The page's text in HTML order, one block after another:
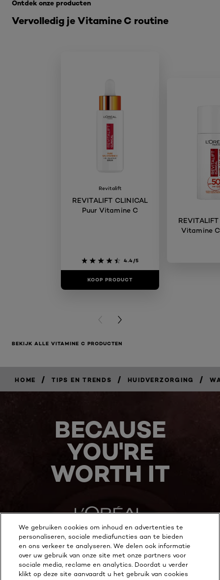
Vervolledig je Vitamine C routine
Ontdek onze producten
Revitalift
REVITALIFT CLINICAL
Puur Vitamine C
4.4/5
KOOP PRODUCT
Vitamine
PREVIOUS CARD
NEXT CARD
BEKIJK ALLE VITAMINE C PRODUCTEN
HOME / TIPS EN TRENDS / HUIDVERZORGING /
BECAUSE
YOU'RE
WORTH IT
MEER ONTDEKKEN
ADDRESS
We gebruiken cookies om inhoud en advertenties te
personaliseren, sociale mediafuncties aan te bieden
en ons verkeer te analyseren. We delen ook informatie
over uw gebruik van onze site met onze partners voor
sociale media, reclame en analytics. Doordat u verder
klikt op deze site aanvaardt u het gebruik van cookies